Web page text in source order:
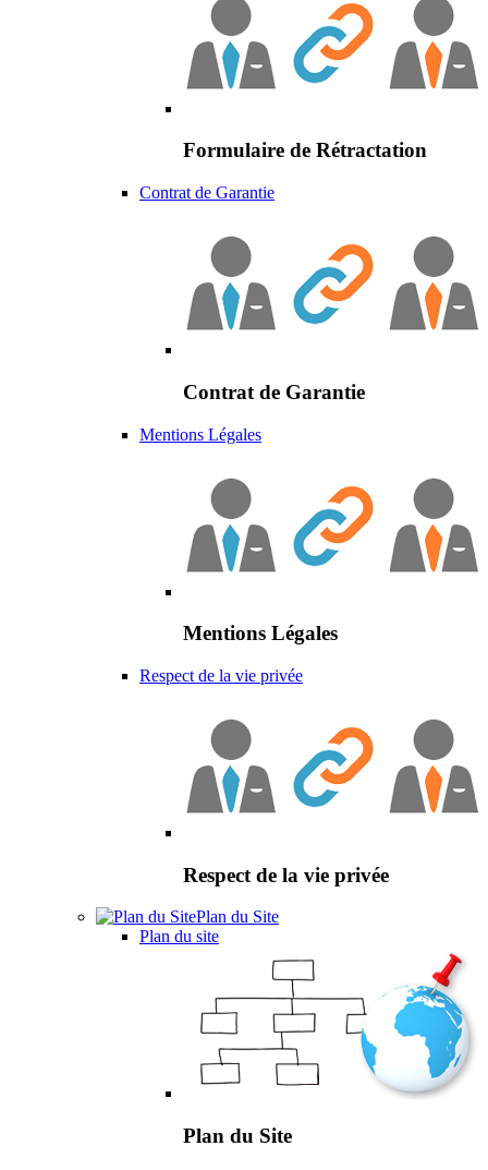
Formulaire de Rétractation
Contrat de Garantie
Contrat de Garantie
Mentions Légales
Mentions Légales
Respect de la vie privée
Respect de la vie privée
Plan du Site
Plan du site
Plan du Site